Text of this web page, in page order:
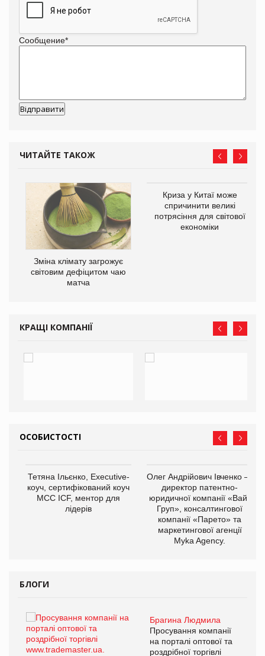
Сообщение*
ЧИТАЙТЕ ТАКОЖ
Зміна клімату загрожує
світовим дефіцитом чаю
матча
Криза у Китаї може
спричинити великі
потрясіння для світової
економіки
КРАЩІ КОМПАНІЇ
ОСОБИСТОСТІ
Тетяна Ільєнко, Executive-
коуч, сертифікований коуч
МСС ICF, ментор для
лідерів
Олег Андрійович Івченко —
директор патентно-
юридичної компанії «Вайз
Груп», консалтингової
компанії «Парето» та
маркетингової агенції
Myka Agency.
БЛОГИ
Брагина Людмила
Просування компанії
на порталі оптової та
роздрібної торгівлі